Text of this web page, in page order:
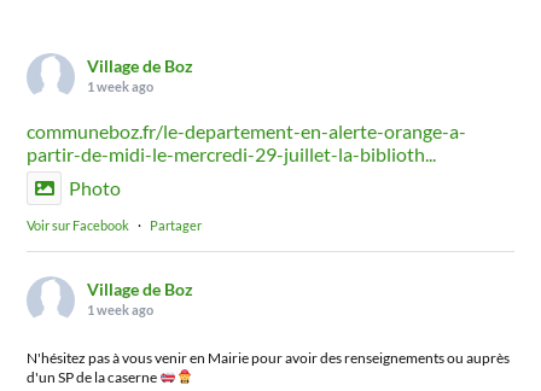
Village de Boz
1 week ago
communeboz.fr/le-departement-en-alerte-orange-a-
partir-de-midi-le-mercredi-29-juillet-la-biblioth...
Photo
Voir sur Facebook · Partager
Village de Boz
1 week ago
N'hésitez pas à vous venir en Mairie pour avoir des renseignements ou auprès
d'un SP de la caserne